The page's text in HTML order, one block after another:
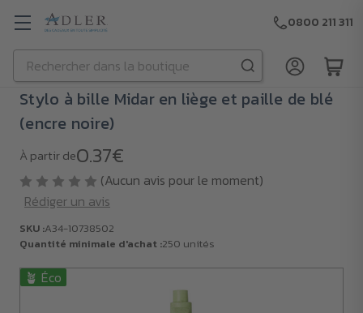
Passer au contenu principal
Rechercher
0800 211 311
🪴 Éco
Stylo à bille Midar en liège et paille de blé
(encre noire)
À partir de0.37€
(Aucun avis pour le moment)
Rédiger un avis
SKU :A34-10738502
Quantité minimale d'achat :250 unités
SKU :